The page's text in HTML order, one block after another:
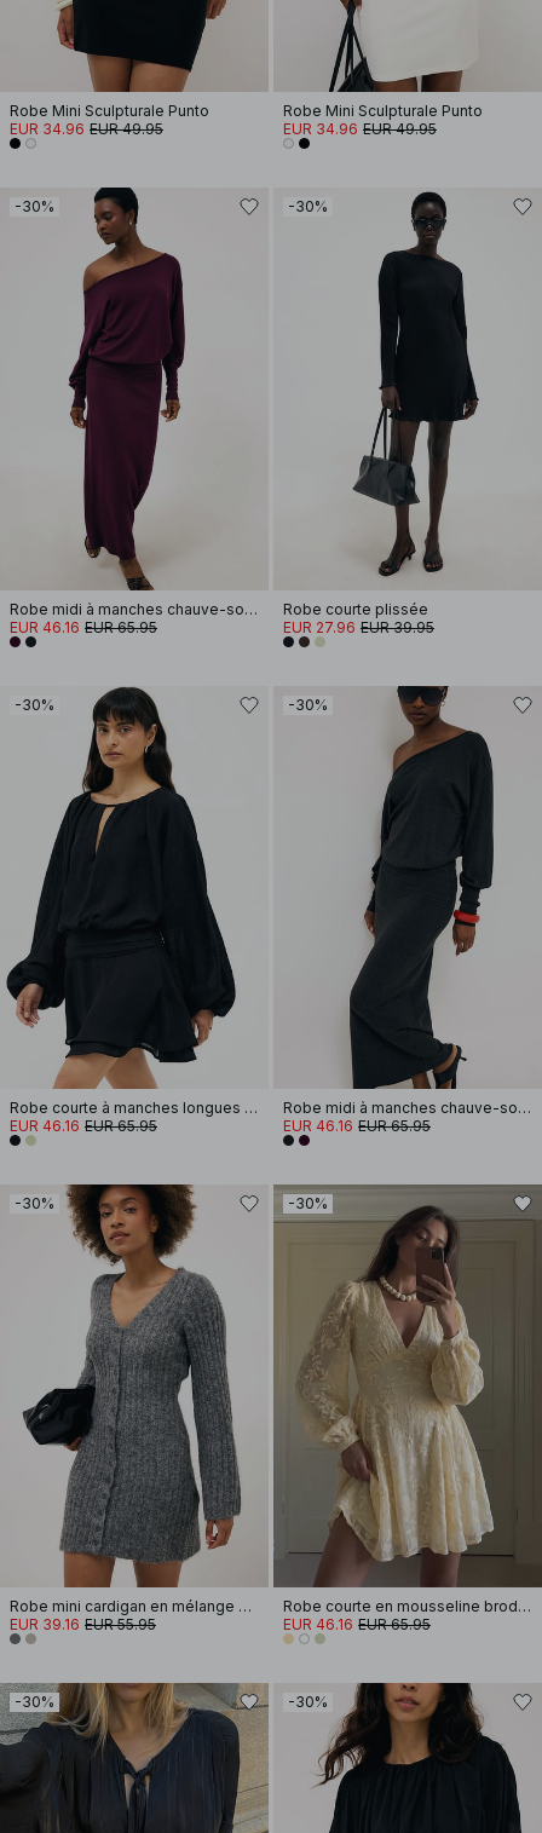
Robe Mini Sculpturale Punto
EUR 34.96 EUR 49.95
Robe Mini Sculpturale Punto
EUR 34.96 EUR 49.95
-30%
Robe midi à manches chauve-souris avec détail de couture
EUR 46.16 EUR 65.95
-30%
Robe courte plissée
EUR 27.96 EUR 39.95
-30%
Robe courte à manches longues et découpe goutte d'eau
EUR 46.16 EUR 65.95
-30%
Robe midi à manches chauve-souris avec détail de couture
EUR 46.16 EUR 65.95
-30%
Robe mini cardigan en mélange de laine tricotée
EUR 39.16 EUR 55.95
-30%
Robe courte en mousseline brodée à manches longues
EUR 46.16 EUR 65.95
-30% -30%